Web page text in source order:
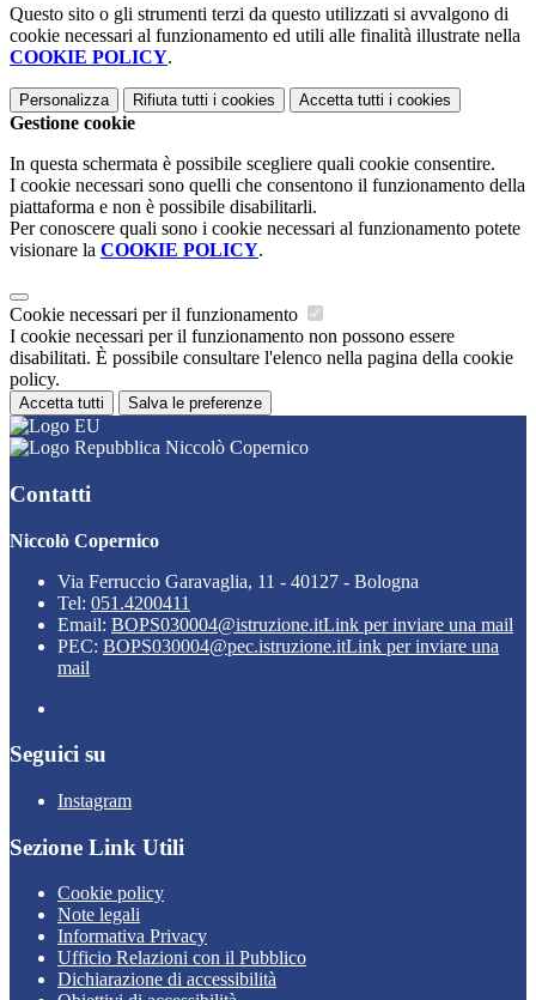
Questo sito o gli strumenti terzi da questo utilizzati si avvalgono di
cookie necessari al funzionamento ed utili alle finalità illustrate nella
COOKIE POLICY.
Personalizza Rifiuta tutti i cookies Accetta tutti i cookies
Gestione cookie
In questa schermata è possibile scegliere quali cookie consentire.
I cookie necessari sono quelli che consentono il funzionamento della
piattaforma e non è possibile disabilitarli.
Per conoscere quali sono i cookie necessari al funzionamento potete
visionare la COOKIE POLICY.
Cookie necessari per il funzionamento
I cookie necessari per il funzionamento non possono essere
disabilitati. È possibile consultare l'elenco nella pagina della cookie
policy.
Accetta tutti Salva le preferenze
Niccolò Copernico
Contatti
Niccolò Copernico
Via Ferruccio Garavaglia, 11 - 40127 - Bologna
Tel: 051.4200411
Email: BOPS030004@istruzione.itLink per inviare una mail
PEC: BOPS030004@pec.istruzione.itLink per inviare una
mail
Seguici su
Instagram
Sezione Link Utili
Cookie policy
Note legali
Informativa Privacy
Ufficio Relazioni con il Pubblico
Dichiarazione di accessibilità